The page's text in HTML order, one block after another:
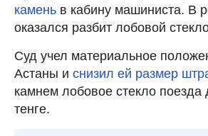
камень в кабину машиниста. В
оказался разбит лобовой
Суд учел материальное
Астаны и снизил ей размер
камнем лобовое стекло поезда
тенге.